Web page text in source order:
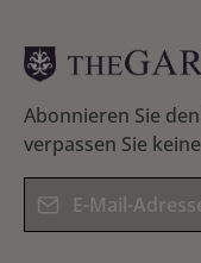
- passgenau für
Aus verzinktem
Edelstahl
Abonnieren Sie
verpassen Sie
E-Mail-Adresse*